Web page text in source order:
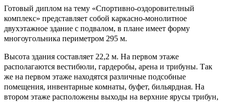
Готовый диплом на тему «Спортивно-оздоровителный
комплекс» представляет собой каркасно-монолитное
двухэтажное здание с подвалом, в плане имеет форму
многоугольника периметром 295 м.
Высота здания составляет 22,2 м. На первом этаже
располагаются вестибюли, гардеробы, арена и трибуны. Так
же на первом этаже находятся различные подсобные
помещения, инвентарные комнаты, буфет, бильярдная. На
втором этаже расположены выходы на верхние ярусы трибун,